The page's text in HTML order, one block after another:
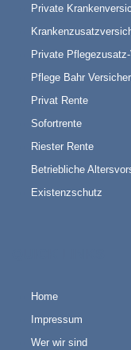
Private
Private
Pflege Bahr
Privat Rente
Sofortrente
Riester Rente
Betriebliche
Existenzschutz
Home
Impressum
Wer wir sind